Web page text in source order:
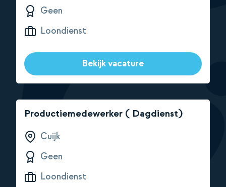
Geen
Loondienst
Bekijk vacature
Productiemedewerker ( Dagdienst)
Cuijk
Geen
Loondienst